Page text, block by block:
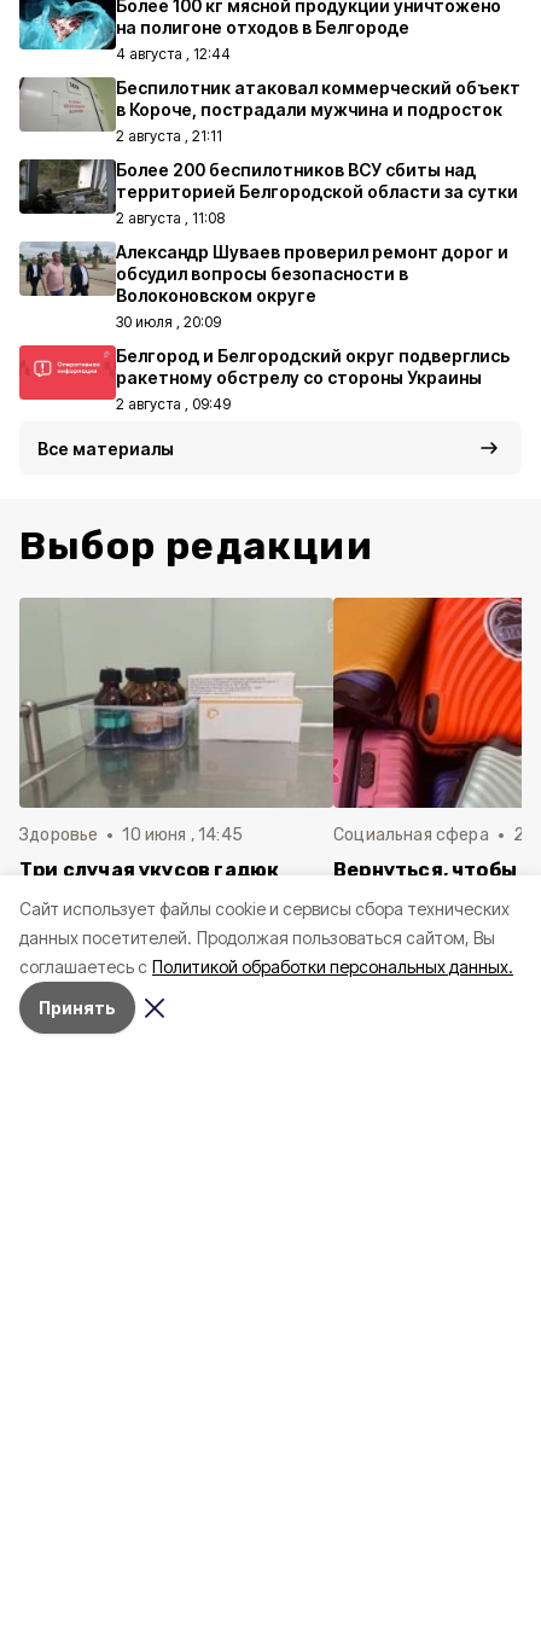
Cайт использует файлы cookie и сервисы сбора технических
данных посетителей. Продолжая пользоваться сайтом, Вы
соглашаетесь с Политикой обработки персональных данных.
Принять
Более 100 кг мясной продукции уничтожено
на полигоне отходов в Белгороде
4 августа , 12:44
Беспилотник атаковал коммерческий объект
в Короче, пострадали мужчина и подросток
2 августа , 21:11
Более 200 беспилотников ВСУ сбиты над
территорией Белгородской области за сутки
2 августа , 11:08
Александр Шуваев проверил ремонт дорог и
обсудил вопросы безопасности в
Волоконовском округе
30 июля , 20:09
Белгород и Белгородский округ подверглись
ракетному обстрелу со стороны Украины
2 августа , 09:49
Все материалы
Выбор редакции
Здоровье 10 июня , 14:45
Три случая укусов гадюк
Белгородской области с
начала года
Социальная сфера 20
Вернуться, чтобы
в Белгородскую
пять лет